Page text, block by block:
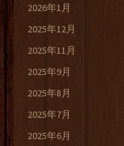
2026年1月
2025年12月
2025年11月
2025年9月
2025年8月
2025年7月
2025年6月